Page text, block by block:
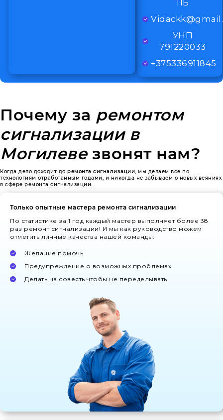
11Б
УНП
791220033
+375336911845
Почему за ремонтом
сигнализации в
Могилевезвонят нам?
Когда дело доходит до ремонта сигнализации , мы делаем все по
технологиям отработанным годами, и никогда не забываем о новых веяниях
в сфере ремонта сигнализации.
Только опытные мастера ремонта сигнализации
По статистике за 1 год каждый мастер выполняет более 38
раз ремонт сигнализации! И мы как руководство можем
отметить личные качества нашей команды:
Желание помочь
Предупреждение о возможных проблемах
Делать на совесть чтобы не переделывать